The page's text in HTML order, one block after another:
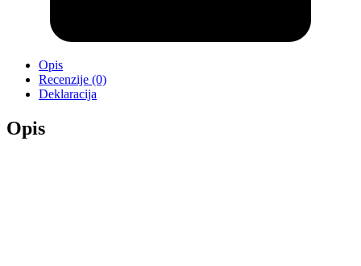
Opis
Recenzije (0)
Deklaracija
Opis